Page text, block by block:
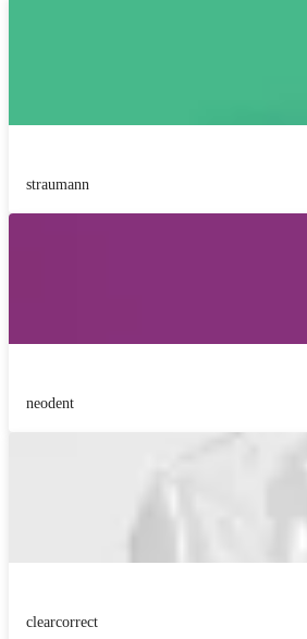
straumann
neodent
clearcorrect